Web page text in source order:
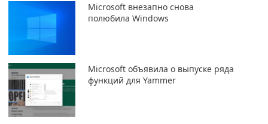
Microsoft внезапно снова
полюбила Windows
Microsoft объявила о выпуске ряда
функций для Yammer